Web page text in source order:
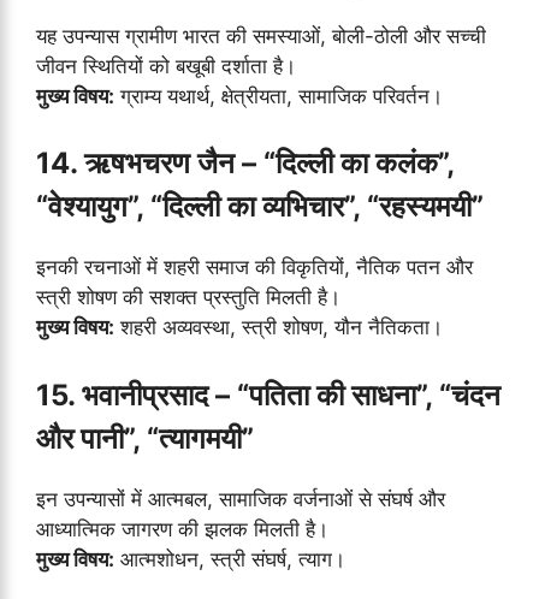
यह उपन्यास ग्रामीण भारत की समस्याओं, बोली-ठोली और सच्ची
जीवन स्थितियों को बखूबी दर्शाता है।
मुख्य विषय: ग्राम्य यथार्थ, क्षेत्रीयता, सामाजिक परिवर्तन।
14. ऋषभचरण जैन – “दिल्ली का कलंक”,
“वेश्यायुग”, “दिल्ली का व्यभिचार”, “रहस्यमयी”
इनकी रचनाओं में शहरी समाज की विकृतियों, नैतिक पतन और
स्त्री शोषण की सशक्त प्रस्तुति मिलती है।
मुख्य विषय: शहरी अव्यवस्था, स्त्री शोषण, यौन नैतिकता।
15. भवानीप्रसाद – “पतिता की साधना”, “चंदन
और पानी”, “त्यागमयी”
इन उपन्यासों में आत्मबल, सामाजिक वर्जनाओं से संघर्ष और
आध्यात्मिक जागरण की झलक मिलती है।
मुख्य विषय: आत्मशोधन, स्त्री संघर्ष, त्याग।